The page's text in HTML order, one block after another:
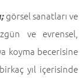
görsel sanatları ve
ve evrensel,
koyma becerisine
yıl içerisinde